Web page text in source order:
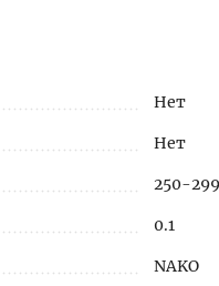
Нет
Нет
250-299
0.1
NAKO